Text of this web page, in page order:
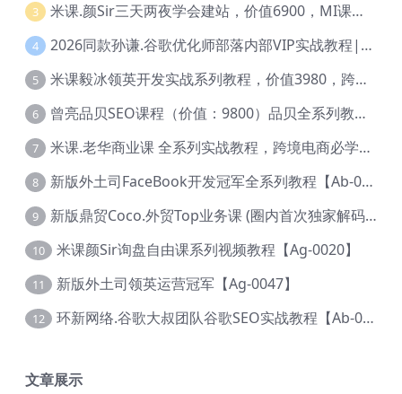
3 米课.颜Sir三天两夜学会建站，价值6900，MI课甄选课程 【Ag-0055】
4 2026同款孙谦.谷歌优化师部落内部VIP实战教程|价值4999元全网独家解码（官方报名版本）【@034】
5 米课毅冰领英开发实战系列教程，价值3980，跨境必选【Ag-0049】
6 曾亮品贝SEO课程（价值：9800）品贝全系列教程 【Ab-0022】
7 米课.老华商业课 全系列实战教程，跨境电商必学，价值16900元【Ag-0053】
8 新版外土司FaceBook开发冠军全系列教程【Ab-0021】
9 新版鼎贸Coco.外贸Top业务课 (圈内首次独家解码|460节课)【Ag-0091】
10 米课颜Sir询盘自由课系列视频教程【Ag-0020】
11 新版外土司领英运营冠军【Ag-0047】
12 环新网络.谷歌大叔团队谷歌SEO实战教程【Ab-0024】
文章展示